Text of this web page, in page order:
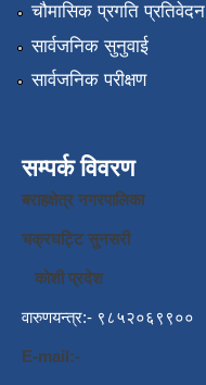
चौमासिक प्रगति प्रतिवेदन
सार्वजनिक सुनुवाई
सार्वजनिक परीक्षण
सम्पर्क विवरण
बराहक्षेत्र नगरपालिका
चक्रघट्टि सुनसरी
कोशी प्रदेश
वारुणयन्त्र:- ९८५२०६९९००
E-mail:-